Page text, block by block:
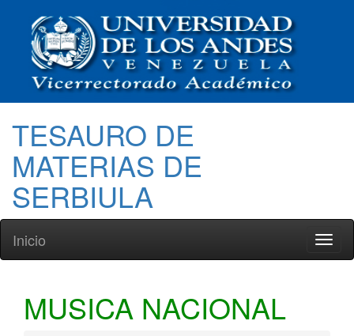
TESAURO DE
MATERIAS DE
SERBIULA
Inicio
MUSICA NACIONAL